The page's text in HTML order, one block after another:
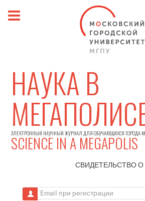
НАУКА В
ЭЛЕКТРОННЫЙ НАУЧНЫЙ ЖУРНАЛ ДЛЯ ОБУЧАЮЩИХСЯ ГОРОДА
SCIENCE IN A MEGAPOLIS
СВИДЕТЕЛЬСТВО
Email при регистрации